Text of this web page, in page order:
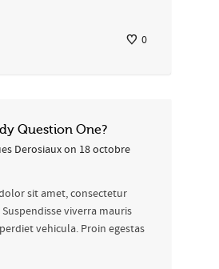
0
Question One?
Derosiauxon 18 octobre
sit amet, consectetur
viverra mauris
vehicula. Proin egestas